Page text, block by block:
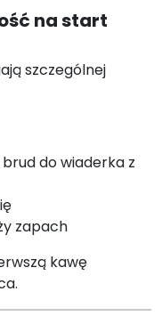
na start
szczególnej
do wiaderka z
zapach
kawę